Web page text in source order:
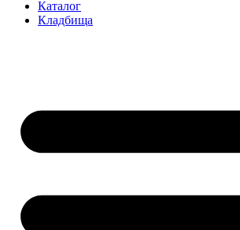
Каталог
Кладбища